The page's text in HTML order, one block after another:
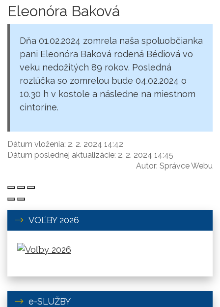
Eleonóra Baková
Dňa 01.02.2024 zomrela naša spoluobčianka
pani Eleonóra Baková rodená Bédiová vo
veku nedožitých 89 rokov. Posledná
rozlúčka so zomrelou bude 04.02.2024 o
10.30 h v kostole a následne na miestnom
cintoríne.
Dátum vloženia: 2. 2. 2024 14:42
Dátum poslednej aktualizácie: 2. 2. 2024 14:45
Autor: Správce Webu
VOĽBY 2026
e-SLUŽBY